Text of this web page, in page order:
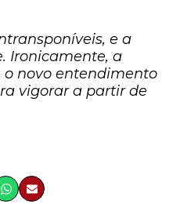
e a
Ironicamente, a
novo entendimento
vigorar a partir de